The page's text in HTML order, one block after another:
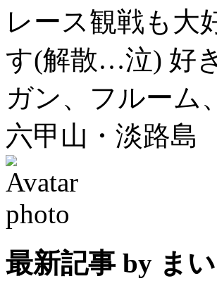
レース観戦も大
す(解散…泣) 好
ガン、フルーム
六甲山・淡路島
最新記事 by ま